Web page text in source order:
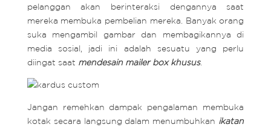
pelanggan akan berinteraksi dengannya saat
mereka membuka pembelian mereka. Banyak orang
suka mengambil gambar dan membagikannya di
media sosial, jadi ini adalah sesuatu yang perlu
diingat saat mendesain mailer box khusus.
Jangan remehkan dampak pengalaman membuka
kotak secara langsung dalam menumbuhkan ikatan